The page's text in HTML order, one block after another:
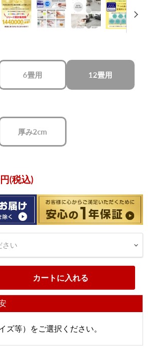
6畳用 12畳用
厚み2cm
(税込)
さい
カートに入れる
ズ等）をご選択ください。